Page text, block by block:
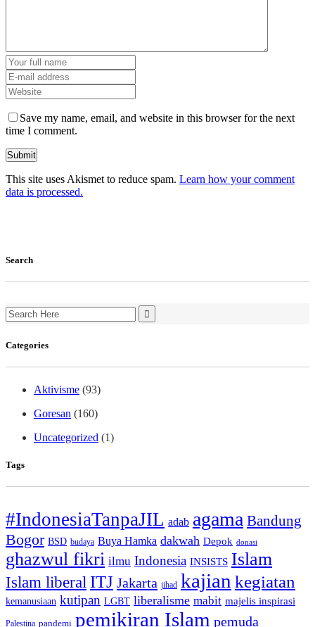
Save my name, email, and website in this browser for the next
time I comment.
This site uses Akismet to reduce spam. Learn how your comment
data is processed.
Search
Search
for:
Categories
Aktivisme (93)
Goresan (160)
Uncategorized (1)
Tags
#IndonesiaTanpaJIL adab agama Bandung
Bogor BSD budaya Buya Hamka dakwah Depok donasi
ghazwul fikri ilmu Indonesia INSISTS Islam
Islam liberal ITJ Jakarta jihad kajian kegiatan
kemanusiaan kutipan LGBT liberalisme mabit majelis inspirasi
Palestina pandemi pemikiran Islam pemuda